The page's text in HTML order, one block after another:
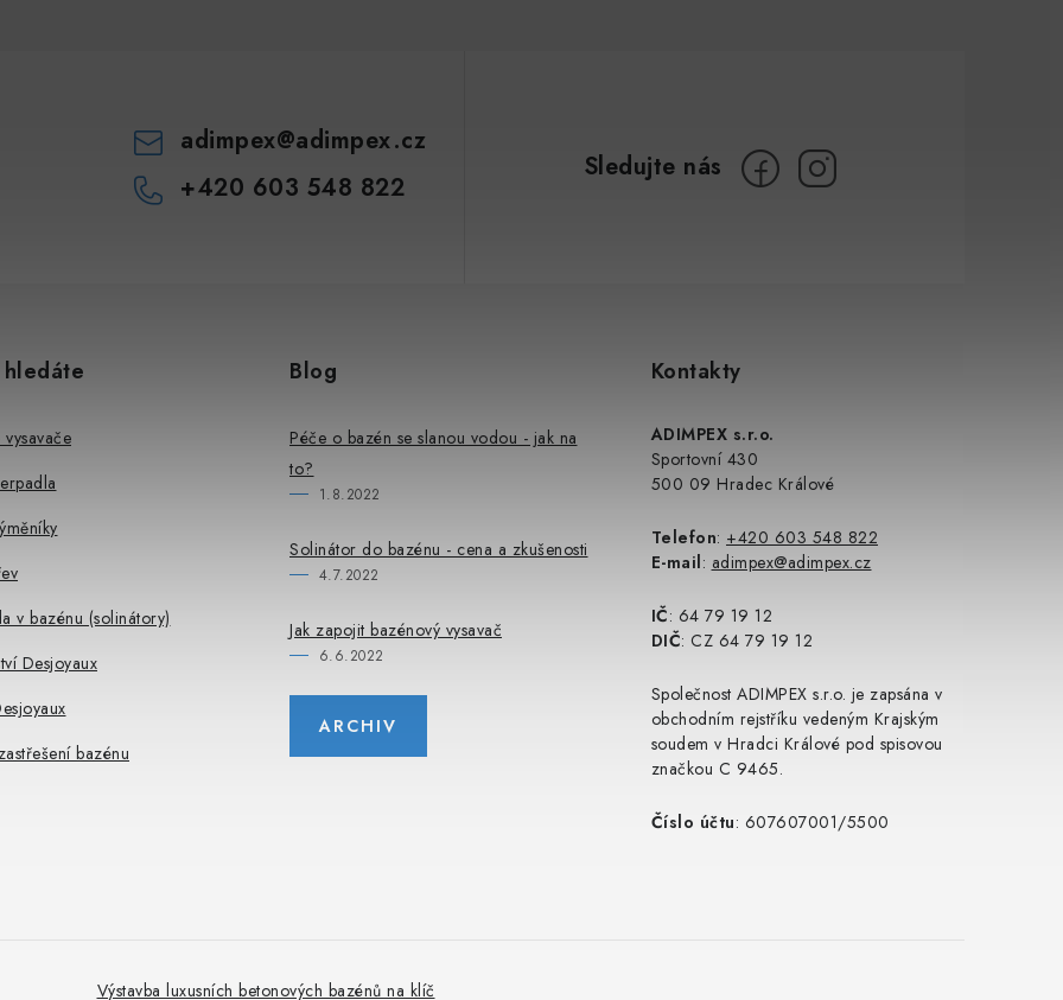
adimpex@adimpex.cz
+420 603 548 822
v bazénu (solinátory)
Desjoyaux
bazénu
Blog
Péče o bazén se slanou vodou - jak na
to?
1.8.2022
Solinátor do bazénu - cena a zkušenosti
4.7.2022
Jak zapojit bazénový vysavač
6.6.2022
ARCHIV
Kontakty
ADIMPEX s.r.o.
Sportovní 430
500 09 Hradec Králové
Telefon: +420 603 548 822
E-mail: adimpex@adimpex.cz
IČ: 64 79 19 12
DIČ: CZ 64 79 19 12
Společnost ADIMPEX s.r.o. je zapsána v
obchodním rejstříku vedeným Krajským
soudem v Hradci Králové pod spisovou
značkou C 9465.
Číslo účtu: 607607001/5500
Výstavba luxusních betonových bazénů na klíč